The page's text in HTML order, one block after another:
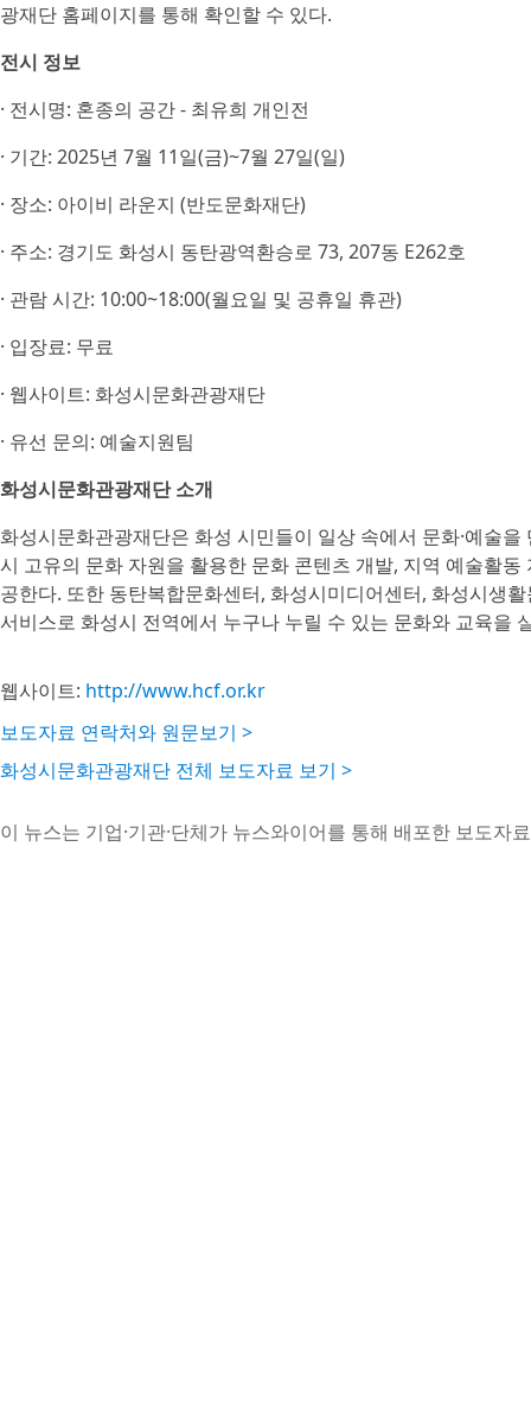
광재단 홈페이지를 통해 확인할 수 있다.
전시 정보
· 전시명: 혼종의 공간 - 최유희 개인전
· 기간: 2025년 7월 11일(금)~7월 27일(일)
· 장소: 아이비 라운지 (반도문화재단)
· 주소: 경기도 화성시 동탄광역환승로 73, 207동 E262호
· 관람 시간: 10:00~18:00(월요일 및 공휴일 휴관)
· 입장료: 무료
· 웹사이트: 화성시문화관광재단
· 유선 문의: 예술지원팀
화성시문화관광재단 소개
화성시문화관광재단은 화성 시민들이 일상 속에서 문화·예술
시 고유의 문화 자원을 활용한 문화 콘텐츠 개발, 지역 예술활
공한다. 또한 동탄복합문화센터, 화성시미디어센터, 화성시생
서비스로 화성시 전역에서 누구나 누릴 수 있는 문화와 교육을
웹사이트: http://www.hcf.or.kr
보도자료 연락처와 원문보기 >
화성시문화관광재단 전체 보도자료 보기 >
이 뉴스는 기업·기관·단체가 뉴스와이어를 통해 배포한 보도자